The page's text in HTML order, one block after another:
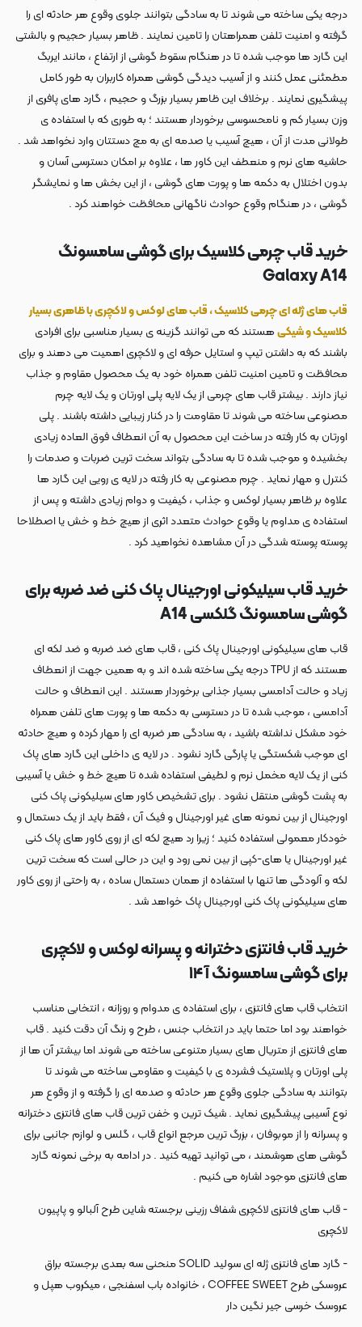
درجه یکی ساخته می شوند تا به سادگی بتوانند جلوی وقوع هر حادثه ای را
گرفته و امنیت تلفن همراهتان را تامین نمایند . ظاهر بسیار حجیم و بالشتی
این گارد ها موجب شده تا در هنگام سقوط گوشی از ارتفاع ، مانند ایربگ
مطمئنی عمل کنند و از آسیب دیدگی گوشی همراه کاربران به طور کامل
پیشگیری نمایند . برخلاف این ظاهر بسیار بزرگ و حجیم ، گارد های پافری از
وزن بسیار کم و نامحسوسی برخوردار هستند ؛ به طوری که با استفاده ی
طولانی مدت از آن ، هیچ آسیب یا صدمه ای به مچ دستتان وارد نخواهد شد .
حاشیه های نرم و منعطف این کاور ها ، علاوه بر امکان دسترسی آسان و
بدون اختلال به دکمه ها و پورت های گوشی ، از این بخش ها و نمایشگر
گوشی ، در هنگام وقوع حوادث ناگهانی محافظت خواهند کرد .
خرید قاب چرمی کلاسیک برای گوشی سامسونگ
Galaxy A14
قاب های ژله ای چرمی کلاسیک ، قاب های لوکس و لاکچری با ظاهری بسیار
کلاسیک و شیکیهستند که می توانند گزینه ی بسیار مناسبی برای افرادی
باشند که به داشتن تیپ و استایل حرفه ای و لاکچری اهمیت می دهند و برای
محافظت و تامین امنیت تلفن همراه خود به یک محصول مقاوم و جذاب
نیاز دارند . بیشتر قاب های چرمی از یک لایه پلی اورتان و یک لایه چرم
مصنوعی ساخته می شوند تا مقاومت را در کنار زیبایی داشته باشند . پلی
اورتان به کار رفته در ساخت این محصول به آن انعطاف فوق العاده زیادی
بخشیده و موجب شده تا به سادگی بتواند سخت ترین ضربات و صدمات را
کنترل و مهار نماید . چرم مصنوعی به کار رفته در لایه ی رویی این گارد ها
علاوه بر ظاهر بسیار لوکس و جذاب ، کیفیت و دوام زیادی داشته و پس از
استفاده ی مداوم یا وقوع حوادث متعدد اثری از هیچ خط و خش یا اصطلاحا
پوسته پوسته شدگی در آن مشاهده نخواهید کرد .
خرید قاب سیلیکونی اورجینال پاک کنی ضد ضربه برای
گوشی سامسونگ گلکسی A14
قاب های سیلیکونی اورجینال پاک کنی ، قاب های ضد ضربه و ضد لکه ای
هستند که از TPU درجه یکی ساخته شده اند و به همین جهت از انعطاف
زیاد و حالت آدامسی بسیار جذابی برخوردار هستند . این انعطاف و حالت
آدامسی ، موجب شده تا در دسترسی به دکمه ها و پورت های تلفن همراه
خود مشکل نداشته باشید ، به سادگی هر ضربه ای را مهار کرده و هیچ حادثه
ای موجب شکستگی یا پارگی گارد نشود . در لایه ی داخلی این گارد های پاک
کنی از یک لایه مخمل نرم و لطیفی استفاده شده تا هیچ خط و خش یا آسیبی
به پشت گوشی منتقل نشود . برای تشخیص کاور های سیلیکونی پاک کنی
اورجینال از بین نمونه های غیر اورجینال و فیک آن ، فقط باید از یک دستمال و
خودکار معمولی استفاده کنید ؛ زیرا رد هیچ لکه ای از روی کاور های پاک کنی
غیر اورجینال یا های-کپی از بین نمی رود و این در حالی است که سخت ترین
لکه و آلودگی ها تنها با استفاده از همان دستمال ساده ، به راحتی از روی کاور
های سیلیکونی پاک کنی اورجینال پاک خواهد شد .
خرید قاب فانتزی دخترانه و پسرانه لوکس و لاکچری
برای گوشی سامسونگ آ۱۴
انتخاب قاب های فانتزی ، برای استفاده ی مدوام و روزانه ، انتخابی مناسب
خواهند بود اما حتما باید در انتخاب جنس ، طرح و رنگ آن دقت کنید . قاب
های فانتزی از متریال های بسیار متنوعی ساخته می شوند اما بیشتر آن ها از
پلی اورتان و پلاستیک فشرده ی با کیفیت و مقاومی ساخته می شوند تا
بتوانند به سادگی جلوی وقوع هر حادثه و صدمه ای را گرفته و از وقوع هر
نوع آسیبی پیشگیری نماید . شیک ترین و خفن ترین قاب های فانتزی دخترانه
و پسرانه را از موبوفان ، بزرگ ترین مرجع انواع قاب ، گلس و لوازم جانبی برای
گوشی های هوشمند ، می توانید تهیه کنید . در ادامه به برخی نمونه گارد
های فانتزی موجود اشاره می کنیم .
- قاب های فانتزی لاکچری شفاف رزینی برجسته شاین طرح آلبالو و پاپیون
لاکچری
- گارد های فانتزی ژله ای سولید SOLID منحنی سه بعدی برجسته براق
عروسکی طرح COFFEE SWEET ، خانواده باب اسفنجی ، میکروب هپل و
عروسک خرسی جیر نگین دار